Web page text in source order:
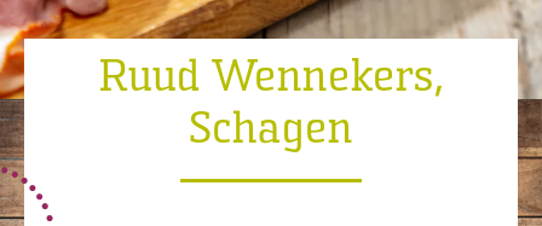
Ruud Wennekers,
Schagen